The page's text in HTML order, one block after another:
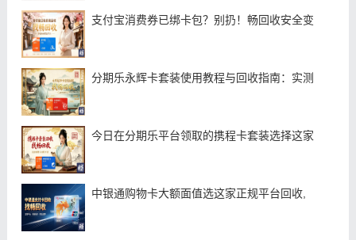
支付宝消费券已绑卡包？别扔！畅回收安全变
分期乐永辉卡套装使用教程与回收指南：实测
今日在分期乐平台领取的携程卡套装选择这家
中银通购物卡大额面值选这家正规平台回收,